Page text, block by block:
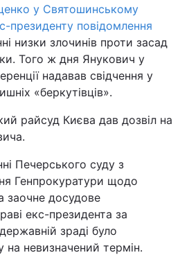
у Святошинському
президенту повідомлення
низки злочинів проти засад
Того ж дня Янукович у
надавав свідчення у
«беркутівців».
райсуд Києва дав дозвіл на
Печерського суду з
Генпрокуратури щодо
заочне досудове
екс-президента за
зраді було
невизначений термін.